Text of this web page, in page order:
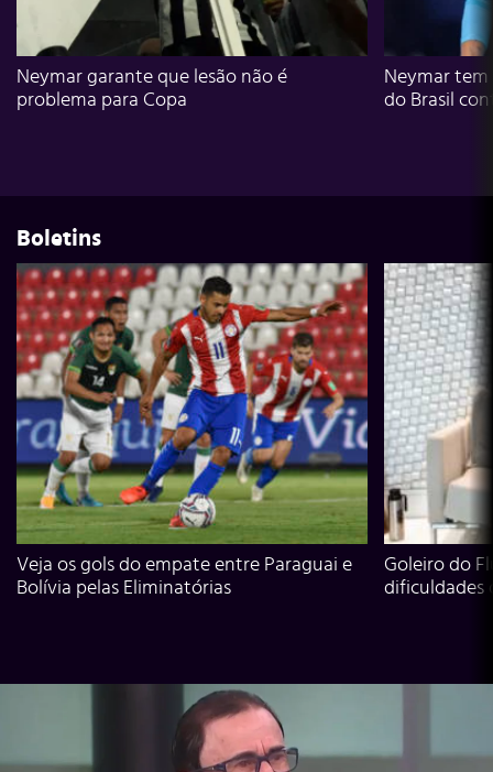
Neymar garante que lesão não é
problema para Copa
Neymar
do Brasil
Boletins
Veja os gols do empate entre Paraguai e
Bolívia pelas Eliminatórias
Goleiro do
dificuldades